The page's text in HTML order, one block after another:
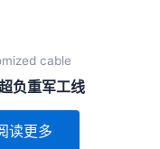
cable
负重军工线
读更多